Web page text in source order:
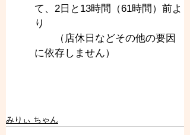
て、2日と13時間（61時間）前よ
り
（店休日などその他の要因
に依存しません）
みりぃ ちゃん